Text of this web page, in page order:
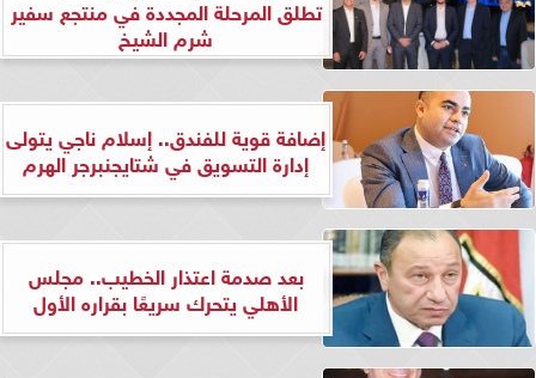
تطلق المرحلة المجددة في منتجع سفير
شرم الشيخ
إضافة قوية للفندق.. إسلام ناجي يتولى
إدارة التسويق في شتايجنبرجر الهرم
بعد صدمة اعتذار الخطيب.. مجلس
الأهلي يتحرك سريعًا بقراره الأول